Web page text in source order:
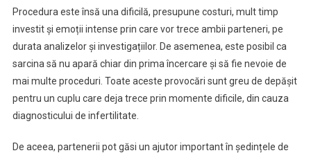
La
Fertilizare
Procedura este însă una dificilă, presupune costuri, mult timp
investit și emoții intense prin care vor trece ambii parteneri, pe
durata analizelor și investigațiilor. De asemenea, este posibil ca
sarcina să nu apară chiar din prima încercare și să fie nevoie de
mai multe proceduri. Toate aceste provocări sunt greu de depășit
pentru un cuplu care deja trece prin momente dificile, din cauza
diagnosticului de infertilitate.
De aceea, partenerii pot găsi un ajutor important în ședințele de